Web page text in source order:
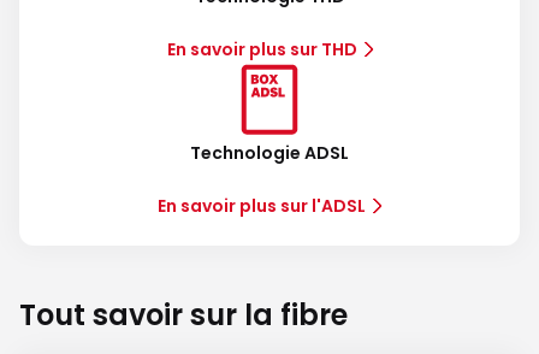
En savoir plus sur THD
Technologie ADSL
En savoir plus sur l'ADSL
Tout savoir sur la fibre